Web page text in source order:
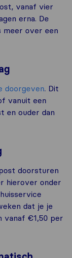
vanaf vier
erna. De
meer over een
doorgeven. Dit
vanuit een
en ouder dan
doorsturen
hierover onder
dat je je
vanaf €1,50 per